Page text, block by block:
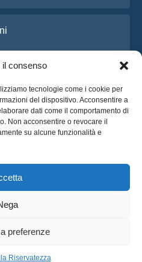
consenso
tecnologie come i cookie per
del dispositivo. Acconsentire a
dati come il comportamento di
Non acconsentire o revocare il
su alcune funzionalità e
preferenze
Riservatezza
Termini & Condizioni
preventivo
preventivo